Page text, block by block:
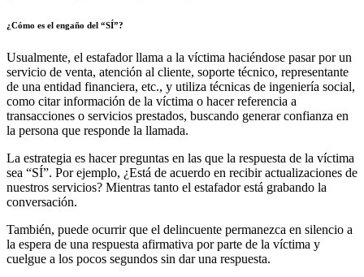
¿Cómo es el engaño del “SÍ”?
Usualmente, el estafador llama a la víctima haciéndose pasar por un
servicio de venta, atención al cliente, soporte técnico, representante
de una entidad financiera, etc., y utiliza técnicas de ingeniería social,
como citar información de la víctima o hacer referencia a
transacciones o servicios prestados, buscando generar confianza en
la persona que responde la llamada.
La estrategia es hacer preguntas en las que la respuesta de la víctima
sea “SÍ”. Por ejemplo, ¿Está de acuerdo en recibir actualizaciones de
nuestros servicios? Mientras tanto el estafador está grabando la
conversación.
También, puede ocurrir que el delincuente permanezca en silencio a
la espera de una respuesta afirmativa por parte de la víctima y
cuelgue a los pocos segundos sin dar una respuesta.